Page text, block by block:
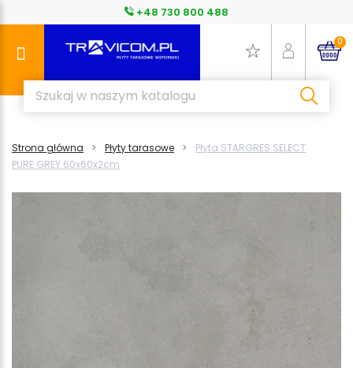
+48 730 800 488
0
Strona główna Płyty tarasowe
Płyta STARGRES SELECT
PURE GREY 60x60x2cm